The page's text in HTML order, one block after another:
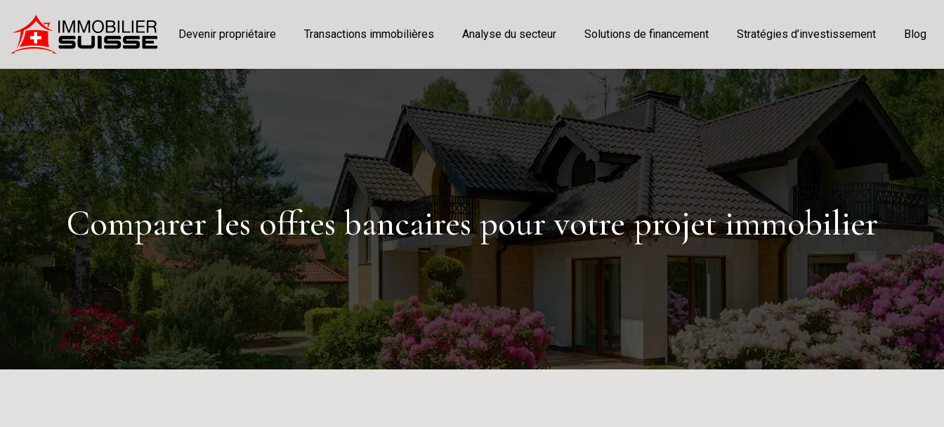
Devenir propriétaire Transactions immobilières Analyse du secteur Solutions de financement Stratégies d’investissement Blog
Comparer les offres bancaires pour votre projet immobilier